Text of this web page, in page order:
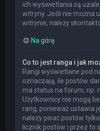
ich wyświetlania są
witryny. Jeśli nie można
witrynie, należy
Na górę
Co to jest ranga i jak
Rangi wyświetlane pod
oznaczają, ile postów
ma status na forum, np.
Użytkownicy nie mogą
rang, ponieważ ustawia
należy pisać postów
licznik postów i przez to